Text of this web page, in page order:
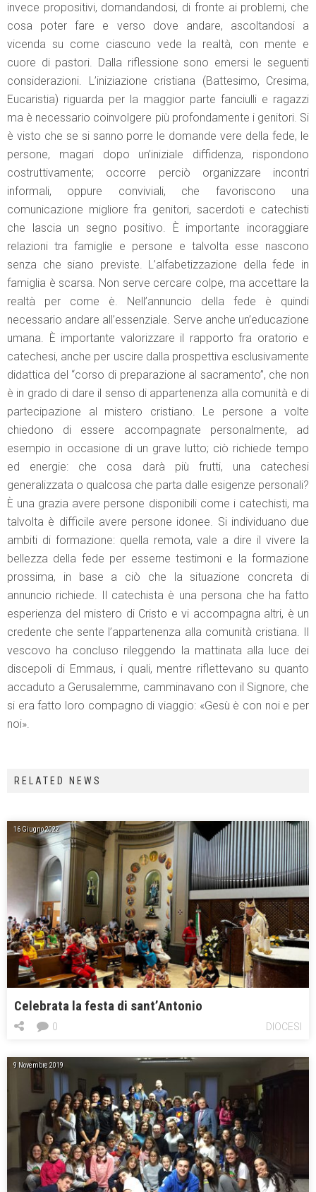
invece propositivi, domandandosi, di fronte ai problemi, che
cosa poter fare e verso dove andare, ascoltandosi a
vicenda su come ciascuno vede la realtà, con mente e
cuore di pastori. Dalla riflessione sono emersi le seguenti
considerazioni. L’iniziazione cristiana (Battesimo, Cresima,
Eucaristia) riguarda per la maggior parte fanciulli e ragazzi
ma è necessario coinvolgere più profondamente i genitori. Si
è visto che se si sanno porre le domande vere della fede, le
persone, magari dopo un’iniziale diffidenza, rispondono
costruttivamente; occorre perciò organizzare incontri
informali, oppure conviviali, che favoriscono una
comunicazione migliore fra genitori, sacerdoti e catechisti
che lascia un segno positivo. È importante incoraggiare
relazioni tra famiglie e persone e talvolta esse nascono
senza che siano previste. L’alfabetizzazione della fede in
famiglia è scarsa. Non serve cercare colpe, ma accettare la
realtà per come è. Nell’annuncio della fede è quindi
necessario andare all’essenziale. Serve anche un’educazione
umana. È importante valorizzare il rapporto fra oratorio e
catechesi, anche per uscire dalla prospettiva esclusivamente
didattica del “corso di preparazione al sacramento”, che non
è in grado di dare il senso di appartenenza alla comunità e di
partecipazione al mistero cristiano. Le persone a volte
chiedono di essere accompagnate personalmente, ad
esempio in occasione di un grave lutto; ciò richiede tempo
ed energie: che cosa darà più frutti, una catechesi
generalizzata o qualcosa che parta dalle esigenze personali?
È una grazia avere persone disponibili come i catechisti, ma
talvolta è difficile avere persone idonee. Si individuano due
ambiti di formazione: quella remota, vale a dire il vivere la
bellezza della fede per esserne testimoni e la formazione
prossima, in base a ciò che la situazione concreta di
annuncio richiede. Il catechista è una persona che ha fatto
esperienza del mistero di Cristo e vi accompagna altri, è un
credente che sente l’appartenenza alla comunità cristiana. Il
vescovo ha concluso rileggendo la mattinata alla luce dei
discepoli di Emmaus, i quali, mentre riflettevano su quanto
accaduto a Gerusalemme, camminavano con il Signore, che
si era fatto loro compagno di viaggio: «Gesù è con noi e per
noi».
RELATED NEWS
16 Giugno 2022
Celebrata la festa di sant’Antonio
DIOCESI
0
9 Novembre 2019